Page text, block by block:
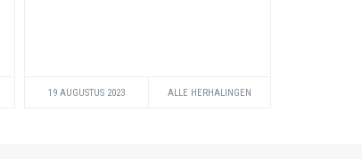
19 AUGUSTUS 2023 ALLE HERHALINGEN